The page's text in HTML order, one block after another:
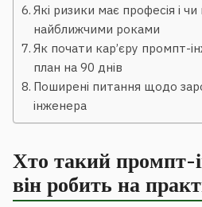
Які ризики має професія і
найближчими роками
Як почати кар’єру промпт-
план на 90 днів
Поширені питання щодо
інженера
Хто такий промпт-
він робить на